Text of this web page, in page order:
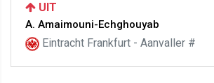
UIT
A. Amaimouni-Echghouyab
Eintracht Frankfurt - Aanvaller #